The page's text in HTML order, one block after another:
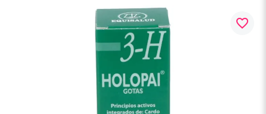
favorite_border